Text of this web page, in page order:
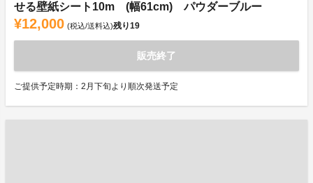
せる壁紙シート10m (幅61cm) パウダーブルー
¥12,000 (税込/送料込)残り19
販売終了
ご提供予定時期：2月下旬より順次発送予定